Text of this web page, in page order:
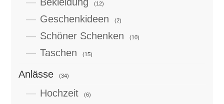
(12)
Geschenkideen (2)
Schöner Schenken (10)
Taschen (15)
Anlässe (34)
Hochzeit (6)